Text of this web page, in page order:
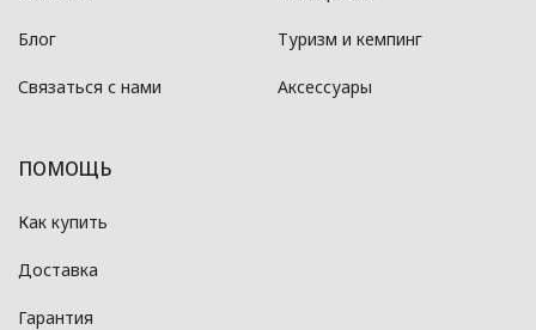
Блог
Связаться с нами
Туризм и кемпинг
Аксессуары
ПОМОЩЬ
Как купить
Доставка
Гарантия